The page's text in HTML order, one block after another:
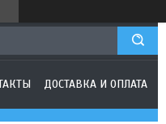
ДОСТАВКА И ОПЛАТА